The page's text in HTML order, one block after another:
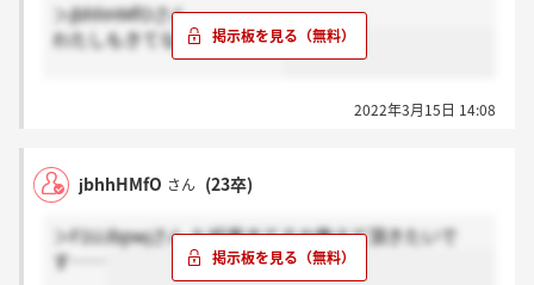
＞jbhhHMfOさん
わたしもきてないです、、、
2022年3月15日 14:08
jbhhHMfO さん (23卒)
＞F1UJbpwjさん も結果きてるか教えて頂きたいで
す……